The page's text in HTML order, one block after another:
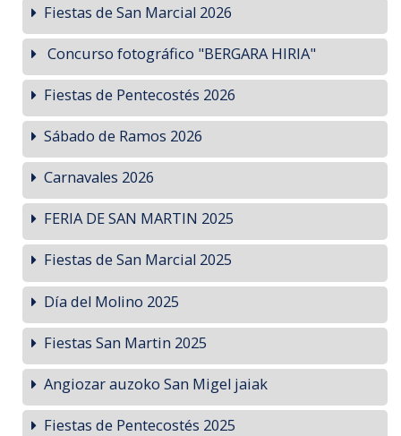
Fiestas de San Marcial 2026
Concurso fotográfico "BERGARA HIRIA"
Fiestas de Pentecostés 2026
Sábado de Ramos 2026
Carnavales 2026
FERIA DE SAN MARTIN 2025
Fiestas de San Marcial 2025
Día del Molino 2025
Fiestas San Martin 2025
Angiozar auzoko San Migel jaiak
Fiestas de Pentecostés 2025